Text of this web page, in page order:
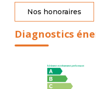
Nos honoraires
Diagnostics